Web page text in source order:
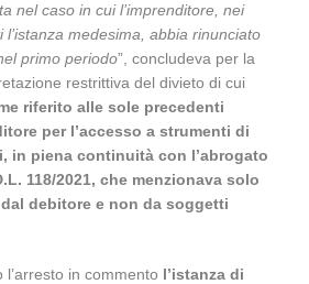
nel caso in cui l’imprenditore, nei
medesima, abbia rinunciato
primo periodo”, concludeva per la
restrittiva del divieto di cui
riferito alle sole precedenti
per l’accesso a strumenti di
in piena continuità con l’abrogato
118/2021, che menzionava solo
debitore e non da soggetti
in commento l’istanza di